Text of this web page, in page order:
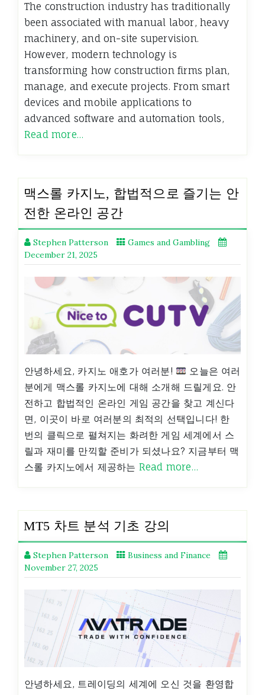
The construction industry has traditionally
been associated with manual labor, heavy
machinery, and on-site supervision.
However, modern technology is
transforming how construction firms plan,
manage, and execute projects. From smart
devices and mobile applications to
advanced software and automation tools,
Read more…
맥스롤 카지노, 합법적으로 즐기는 안
전한 온라인 공간
Stephen Patterson
Games and Gambling
December 21, 2025
안녕하세요, 카지노 애호가 여러분!
오늘은 여러
분에게 맥스롤 카지노에 대해 소개해 드릴게요. 안
전하고 합법적인 온라인 게임 공간을 찾고 계신다
면, 이곳이 바로 여러분의 최적의 선택입니다! 한
번의 클릭으로 펼쳐지는 화려한 게임 세계에서 스
릴과 재미를 만끽할 준비가 되셨나요? 지금부터 맥
스롤 카지노에서 제공하는 Read more…
MT5 차트 분석 기초 강의
Stephen Patterson
Business and Finance
November 27, 2025
안녕하세요, 트레이딩의 세계에 오신 것을 환영합